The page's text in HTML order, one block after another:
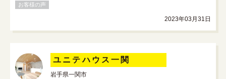
お客様の声
2023年03月31日
ユニテハウス一関
岩手県一関市